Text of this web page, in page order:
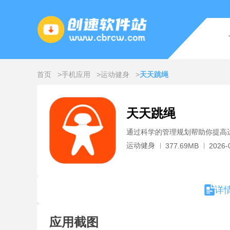
首页 手机应用 运动健身 天天跳绳
天天跳绳
通过科学的管理规划帮助你提高
运动健身
377.69MB 2026-
详
应用截图